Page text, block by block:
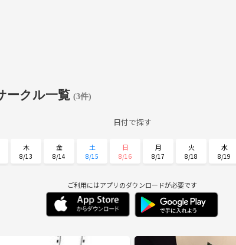
ークル一覧 (3件)
日付で探す
木
8/13
金
8/14
土
8/15
日
8/16
月
8/17
火
8/18
水
8/19
9/2 9/3 9/4 9/5
ご利用にはアプリのダウンロードが必要です